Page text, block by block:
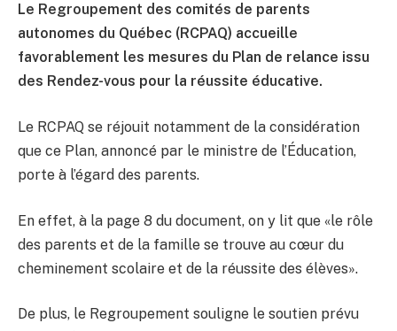
Le Regroupement des comités de parents
autonomes du Québec (RCPAQ) accueille
favorablement les mesures du Plan de relance issu
des Rendez-vous pour la réussite éducative.
Le RCPAQ se réjouit notamment de la considération
que ce Plan, annoncé par le ministre de l’Éducation,
porte à l’égard des parents.
En effet, à la page 8 du document, on y lit que «le rôle
des parents et de la famille se trouve au cœur du
cheminement scolaire et de la réussite des élèves».
De plus, le Regroupement souligne le soutien prévu